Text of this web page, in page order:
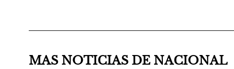
MAS NOTICIAS DE NACIONAL